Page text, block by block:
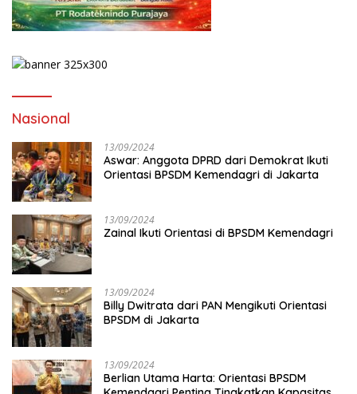
Nasional
13/09/2024
Aswar: Anggota DPRD dari Demokrat Ikuti
Orientasi BPSDM Kemendagri di Jakarta
13/09/2024
Zainal Ikuti Orientasi di BPSDM Kemendagri
13/09/2024
Billy Dwitrata dari PAN Mengikuti Orientasi
BPSDM di Jakarta
13/09/2024
Berlian Utama Harta: Orientasi BPSDM